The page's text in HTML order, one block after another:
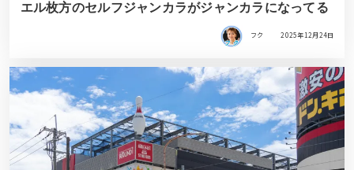
エル枚方のセルフジャンカラがジャンカラになってる
フク 2025年12月24日